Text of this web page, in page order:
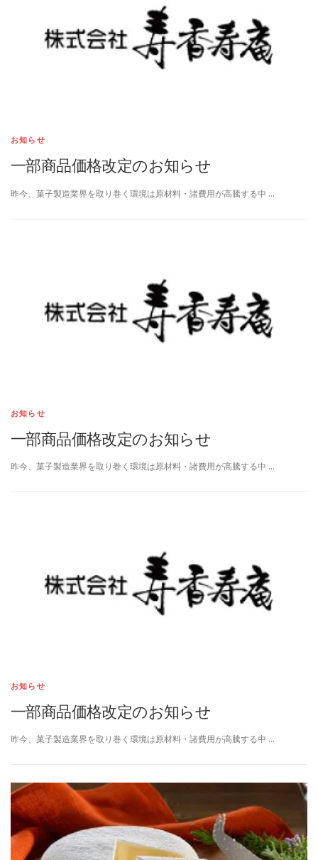
お知らせ
一部商品価格改定のお知らせ
昨今、菓子製造業界を取り巻く環境は原材料・諸費用が高騰する中 …
お知らせ
一部商品価格改定のお知らせ
昨今、菓子製造業界を取り巻く環境は原材料・諸費用が高騰する中 …
お知らせ
一部商品価格改定のお知らせ
昨今、菓子製造業界を取り巻く環境は原材料・諸費用が高騰する中 …